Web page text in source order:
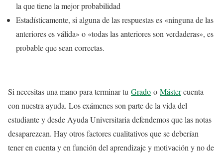
la que tiene la mejor probabilidad
Estadísticamente, si alguna de las respuestas es «ninguna de las
anteriores es válida» o «todas las anteriores son verdaderas», es
probable que sean correctas.
Si necesitas una mano para terminar tu Grado o Mástercuenta
con nuestra ayuda. Los exámenes son parte de la vida del
estudiante y desde Ayuda Universitaria defendemos que las notas
desaparezcan. Hay otros factores cualitativos que se deberían
tener en cuenta y en función del aprendizaje y motivación y no de